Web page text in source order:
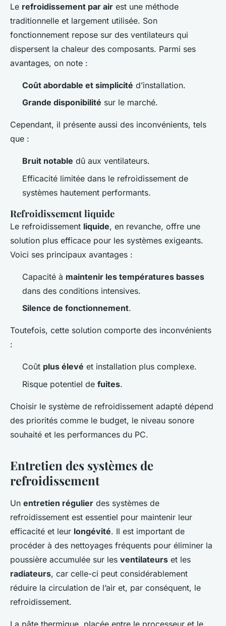
Le refroidissement par air est une méthode
traditionnelle et largement utilisée. Son
fonctionnement repose sur des ventilateurs qui
dispersent la chaleur des composants. Parmi ses
avantages, on note :
Coût abordable et simplicité d’installation.
Grande disponibilité sur le marché.
Cependant, il présente aussi des inconvénients, tels
que :
Bruit notable dû aux ventilateurs.
Efficacité limitée dans le refroidissement de
systèmes hautement performants.
Refroidissement liquide
Le refroidissement liquide, en revanche, offre une
solution plus efficace pour les systèmes exigeants.
Voici ses principaux avantages :
Capacité à maintenir les températures basses
dans des conditions intensives.
Silence de fonctionnement.
Toutefois, cette solution comporte des inconvénients
:
Coût plus élevé et installation plus complexe.
Risque potentiel de fuites.
Choisir le système de refroidissement adapté dépend
des priorités comme le budget, le niveau sonore
souhaité et les performances du PC.
Entretien des systèmes de
refroidissement
Un entretien régulier des systèmes de
refroidissement est essentiel pour maintenir leur
efficacité et leur longévité. Il est important de
procéder à des nettoyages fréquents pour éliminer la
poussière accumulée sur les ventilateurs et les
radiateurs, car celle-ci peut considérablement
réduire la circulation de l’air et, par conséquent, le
refroidissement.
La pâte thermique, placée entre le processeur et le